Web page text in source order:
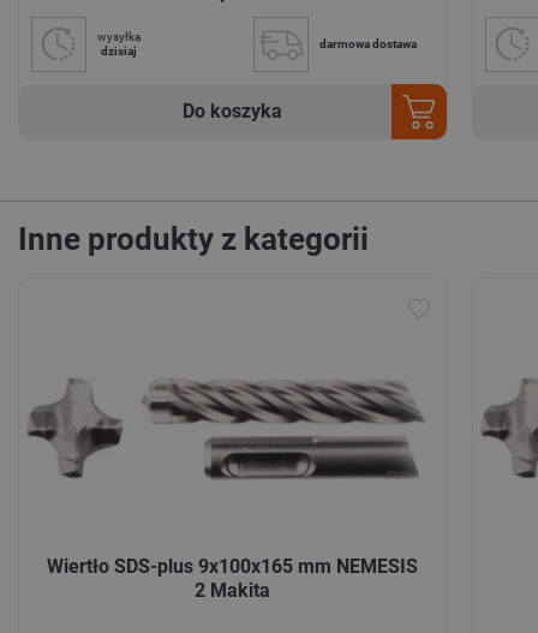
wysyłka
dzisiaj
darmowa dostawa
Do koszyka
Inne produkty z kategorii
Wiertło SDS-plus 9x100x165 mm NEMESIS
2 Makita